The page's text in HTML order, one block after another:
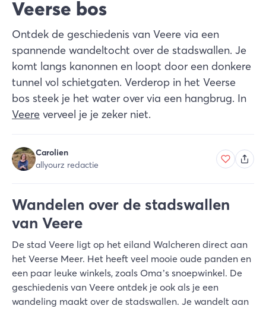
Veerse bos
Ontdek de geschiedenis van Veere via een
spannende wandeltocht over de stadswallen. Je
komt langs kanonnen en loopt door een donkere
tunnel vol schietgaten. Verderop in het Veerse
bos steek je het water over via een hangbrug. In
Veere verveel je je zeker niet.
Carolien
allyourz redactie
Wandelen over de stadswallen
van Veere
De stad Veere ligt op het eiland Walcheren direct aan
het Veerse Meer. Het heeft veel mooie oude panden en
een paar leuke winkels, zoals Oma’s snoepwinkel. De
geschiedenis van Veere ontdek je ook als je een
wandeling maakt over de stadswallen. Je wandelt aan